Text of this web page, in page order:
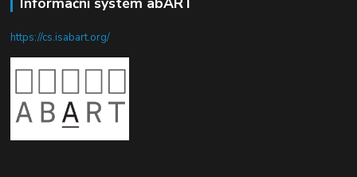
https://cs.isabart.org/